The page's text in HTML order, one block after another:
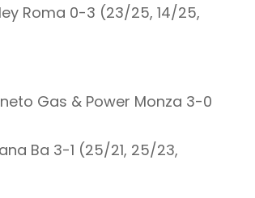
Roma 0-3 (23/25, 14/25,
Gas & Power Monza 3-0
Ba 3-1 (25/21, 25/23,